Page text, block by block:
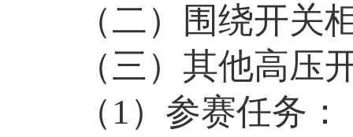
（二）围绕开关
（三）其他高压
（1）参赛任务：